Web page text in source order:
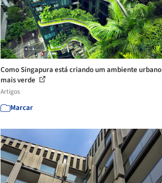
Como Singapura está criando um ambiente urbano
mais verde
Artigos
Marcar